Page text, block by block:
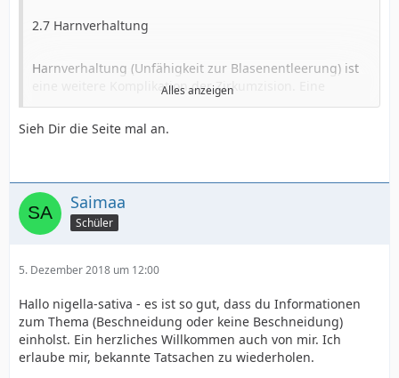
2.7 Harnverhaltung
Harnverhaltung (Unfähigkeit zur Blasenentleerung) ist
eine weitere Komplikation der Zirkumzision. Eine
Harnverhaltung infolge einer Zirkumzision wird meist
durch einen zu engen Verband verursacht und lässt
sich einfach durch die Entfernung des Verbandes
verwendet, kann diese die Harnröhrenöffnung
blockieren und so eine Harnverhaltung verursachen.
2.11 Harnröhrenfisteln
[35] [36]
Harnröhrenfisteln entstehen, wenn die Harnröhre
verletzt wird. Das Risiko hierfür ist erhöht, wenn auf der
ventralen
Oberfläche der Eichel oder des
Alles anzeigen
Sieh Dir die Seite mal an.
Saimaa
Schüler
5. Dezember 2018 um 12:00
Hallo nigella-sativa - es ist so gut, dass du Informationen
zum Thema (Beschneidung oder keine Beschneidung)
einholst. Ein herzliches Willkommen auch von mir. Ich
erlaube mir, bekannte Tatsachen zu wiederholen.